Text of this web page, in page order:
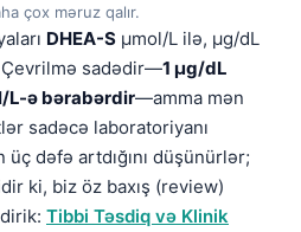
çox məruz qalır.
DHEA-S µmol/L ilə, µg/dL
sadədir—1 µg/dL
L-ə bərabərdir—amma mən
sadəcə laboratoriyanı
dəfə artdığını düşünürlər;
ki, biz öz baxış (review)
Tibbi Təsdiq və Klinik